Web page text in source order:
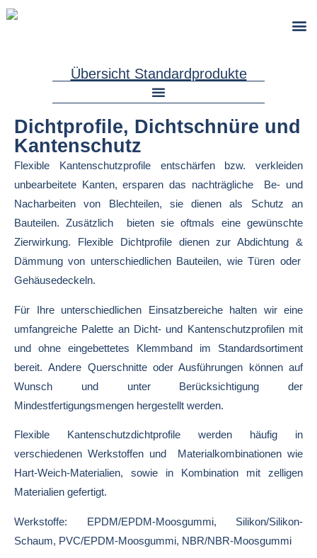
Übersicht Standardprodukte
Dichtprofile, Dichtschnüre und
Kantenschutz
Flexible Kantenschutzprofile entschärfen bzw. verkleiden
unbearbeitete Kanten, ersparen das nachträgliche Be- und
Nacharbeiten von Blechteilen, sie dienen als Schutz an
Bauteilen.Zusätzlich bieten sie oftmals eine gewünschte
Zierwirkung.
Flexible Dichtprofile dienen zur Abdichtung &
Dämmung von unterschiedlichen Bauteilen, wieTüren oder
Gehäusedeckeln.
Für Ihre unterschiedlichen Einsatzbereiche halten wir eine
umfangreiche Palette an Dicht- und Kantenschutzprofilen mit
und ohne eingebettetes Klemmband im Standardsortiment
bereit.Andere Querschnitte oder Ausführungen können auf
Wunsch und unter Berücksichtigung der
Mindestfertigungsmengen hergestellt werden.
Flexible Kantenschutzdichtprofile werden häufig in
verschiedenen Werkstoffen und Materialkombinationen wie
Hart-Weich-Materialien, sowie in Kombination mit zelligen
Materialien gefertigt.
Werkstoffe: EPDM/EPDM-Moosgummi, Silikon/Silikon-
Schaum, PVC/EPDM-Moosgummi, NBR/NBR-Moosgummi